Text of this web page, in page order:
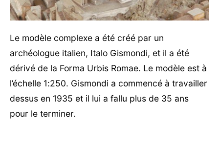
Le modèle complexe a été créé par un
archéologue italien, Italo Gismondi, et il a été
dérivé de la Forma Urbis Romae. Le modèle est à
l’échelle 1:250. Gismondi a commencé à travailler
dessus en 1935 et il lui a fallu plus de 35 ans
pour le terminer.